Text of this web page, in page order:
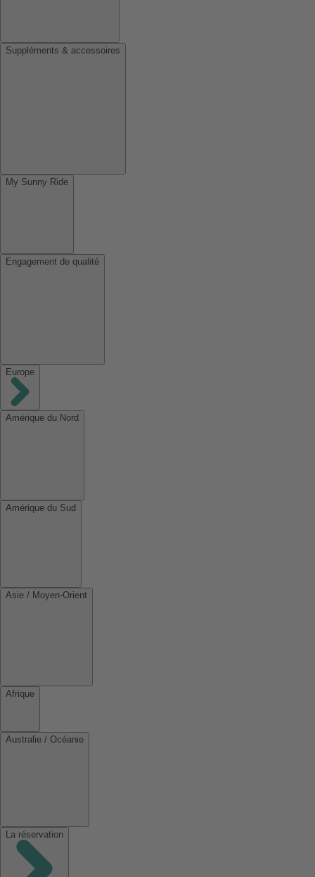
Suppléments & accessoires
My Sunny Ride
Engagement de qualité
Europe
Amérique du Nord
Amérique du Sud
Asie / Moyen-Orient
Afrique
Australie / Océanie
La réservation